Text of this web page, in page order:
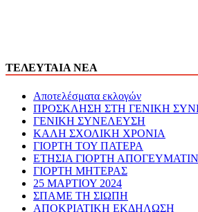
ΤΕΛΕΥΤΑΙΑ ΝΕΑ
Αποτελέσματα εκλογών
ΠΡΟΣΚΛΗΣΗ ΣΤΗ ΓΕΝΙΚΗ
ΓΕΝΙΚΗ ΣΥΝΕΛΕΥΣΗ
ΚΑΛΗ ΣΧΟΛΙΚΗ ΧΡΟΝΙΑ
ΓΙΟΡΤΗ ΤΟΥ ΠΑΤΕΡΑ
ΕΤΗΣΙΑ ΓΙΟΡΤΗ
ΓΙΟΡΤΗ ΜΗΤΕΡΑΣ
25 ΜΑΡΤΙΟΥ 2024
ΣΠΑΜΕ ΤΗ ΣΙΩΠΗ
ΑΠΟΚΡΙΑΤΙΚΗ ΕΚΔΗΛΩΣΗ